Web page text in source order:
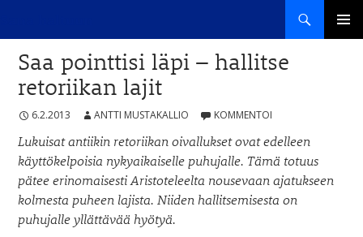
SISÄLTÖÖN
Saa pointtisi läpi – hallitse
retoriikan lajit
6.2.2013 ANTTI MUSTAKALLIO KOMMENTOI
Lukuisat antiikin retoriikan oivallukset ovat edelleen
käyttökelpoisia nykyaikaiselle puhujalle. Tämä totuus
pätee erinomaisesti Aristoteleelta nousevaan ajatukseen
kolmesta puheen lajista. Niiden hallitsemisesta on
puhujalle yllättävää hyötyä.